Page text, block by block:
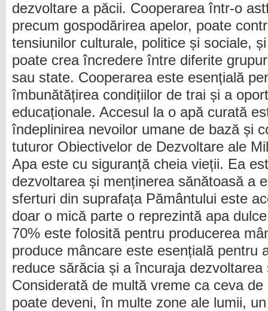
dezvoltare a păcii. Cooperarea într-o
precum gospodărirea apelor, poate
tensiunilor culturale, politice și sociale, și
poate crea încredere între diferite
sau state. Cooperarea este esențială
îmbunătățirea condițiilor de trai și a
educaționale. Accesul la o apă curată
îndeplinirea nevoilor umane de bază și
tuturor Obiectivelor de Dezvoltare ale
Apa este cu siguranță cheia vieții. Ea
dezvoltarea și menținerea sănătoasă a
sferturi din suprafața Pământului este
doar o mică parte o reprezintă apa
70% este folosită pentru producerea
produce mâncare este esențială pentru
reduce sărăcia și a încuraja
Considerată de multă vreme ca ceva
poate deveni, în multe zone ale lumii,